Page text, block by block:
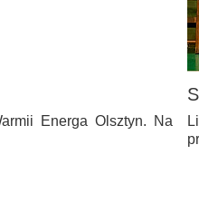
Energa Olsztyn. Na